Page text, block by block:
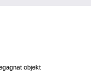
objekt